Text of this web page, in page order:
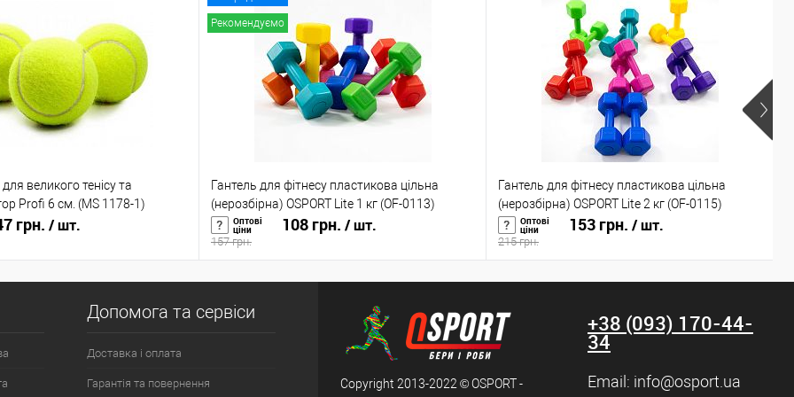
великого тенісу та
Profi 6 см. (MS 1178-1)
грн. / шт.
Рекомендуємо
Гантель для фітнесу пластикова цільна
(нерозбірна) OSPORT Lite 1 кг (OF-0113)
Оптові
ціни 108 грн. / шт.
157 грн.
Гантель для фітнесу пластикова цільна
(нерозбірна) OSPORT Lite 2 кг (OF-0115)
Оптові
ціни 153 грн. / шт.
215 грн.
Допомога та сервіси
Доставка і оплата
Гарантія та повернення
Copyright 2013-2022 © OSPORT -
+38 (093) 170-44-
34
Email: info@osport.ua